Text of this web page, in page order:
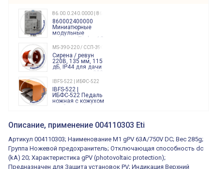
86.00.0.240.0000 | 860002400000
860002400000
Миниатюрные
модульные
таймеры Finder, 12-
240 Вольт AC/DC
Finder
86.00.0.240.0000
MS-390-220 / ССП-390 220В
Сирена / ревун
220В, 135 мм, 115
дБ, IP44 для дачи
производства 220
Вольт звук ситены
"пожарная
тревога"
IBFS-522 | ИБФС-522
IBFS-522 |
ИБФС-522 Педаль
ножная с кожухом
двойная,
15Ампер 250В
XVR13M05L
Маячок
оранжевый
230VAC 130мм
ВКН8108
ВКН8108
Концевой
Описание, применение 004110303 Eti
Артикул 004110303; Наименование M1 gPV 63A/750V DC; Вес 285g;
Группа Ножевой предохранитель; Отключающая способность dc
(kA) 20; Характеристика gPV (photovoltaic protection);
Предназначен для Защита установок PV; Индикация Верхний